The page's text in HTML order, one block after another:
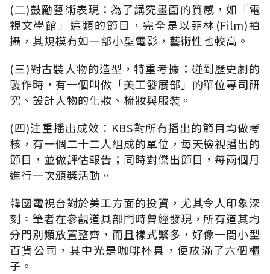
(二)鼓勵藝術表現：為了講究畫面的質感，如「電
視文學館」這類的節目，完全是以菲林(Film)拍
攝，其規模有如一部小型電影，藝術性也較高。
(三)對古裝人物的造型，特重考據：碰到歷史劇的
製作時，有一個叫做「美工發展部」的單位專司研
究、設計人物的化妝、梳妝與服裝。
(四)注重播出成效：KBS對所有播出的節目均做考
核，有一個二十二人組成的單位，每天檢視播出的
節目，並做評估報告；同時對傑出節目，每兩個月
進行一次頒獎活動。
韓國電視台對於美工方面的投資，尤其令人印象深
刻。筆者在參觀道具部門時曾經發現，所有道其均
分門別類放置整齊，而且樣式繁多，好像一間小型
百貨公司，其中光是咖啡杯具，便放滿了六個櫃
子。